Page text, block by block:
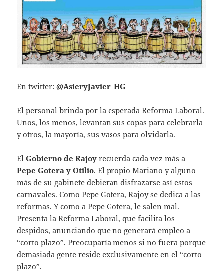
En twitter: @AsieryJavier_HG
El personal brinda por la esperada Reforma Laboral.
Unos, los menos, levantan sus copas para celebrarla
y otros, la mayoría, sus vasos para olvidarla.
El Gobierno de Rajoy recuerda cada vez más a
Pepe Gotera y Otilio. El propio Mariano y alguno
más de su gabinete debieran disfrazarse así estos
carnavales. Como Pepe Gotera, Rajoy se dedica a las
reformas. Y como a Pepe Gotera, le salen mal.
Presenta la Reforma Laboral, que facilita los
despidos, anunciando que no generará empleo a
“corto plazo”. Preocuparía menos si no fuera porque
demasiada gente reside exclusivamente en el “corto
plazo”.